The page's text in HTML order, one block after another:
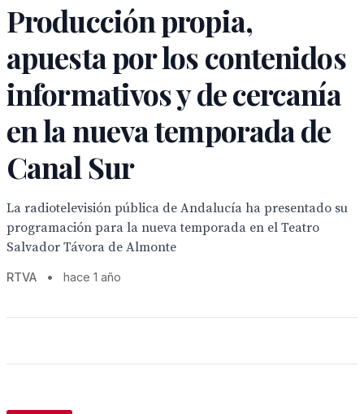
Producción propia,
apuesta por los contenidos
informativos y de cercanía
en la nueva temporada de
Canal Sur
La radiotelevisión pública de Andalucía ha presentado su
programación para la nueva temporada en el Teatro
Salvador Távora de Almonte
RTVA • hace 1 año